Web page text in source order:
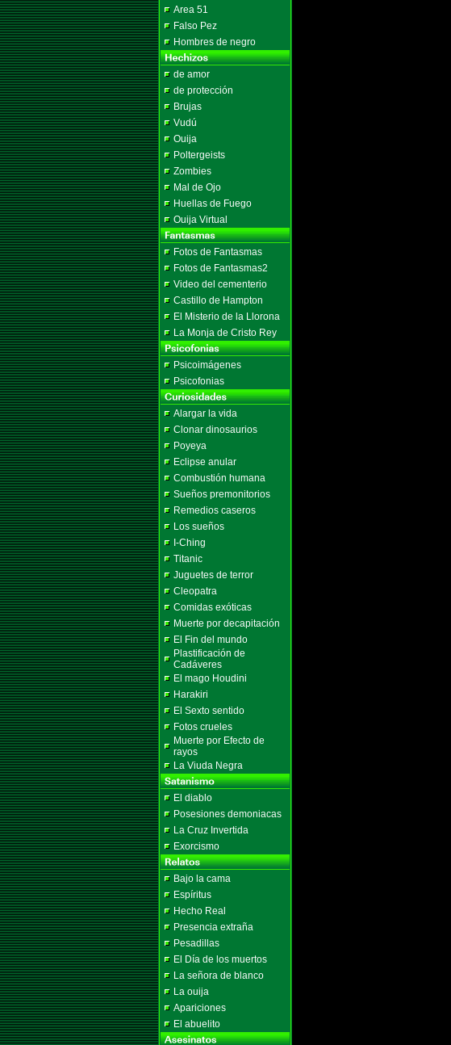
Area 51
Falso Pez
Hombres de negro
de amor
de protección
Brujas
Vudú
Ouija
Poltergeists
Zombies
Mal de Ojo
Huellas de Fuego
Ouija Virtual
Fotos de Fantasmas
Fotos de Fantasmas2
Video del cementerio
Castillo de Hampton
El Misterio de la Llorona
La Monja de Cristo Rey
Psicoimágenes
Psicofonias
Alargar la vida
Clonar dinosaurios
Poyeya
Eclipse anular
Combustión humana
Sueños premonitorios
Remedios caseros
Los sueños
I-Ching
Titanic
Juguetes de terror
Cleopatra
Comidas exóticas
Muerte por decapitación
El Fin del mundo
Plastificación de
Cadáveres
El mago Houdini
Harakiri
El Sexto sentido
Fotos crueles
Muerte por Efecto de
rayos
La Viuda Negra
El diablo
Posesiones demoniacas
La Cruz Invertida
Exorcismo
Bajo la cama
Espíritus
Hecho Real
Presencia extraña
Pesadillas
El Día de los muertos
La señora de blanco
La ouija
Apariciones
El abuelito